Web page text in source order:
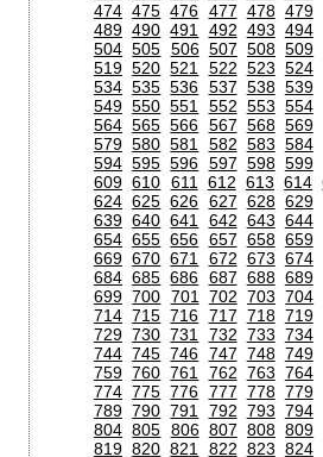
474 475 476 477 478 479
489 490 491 492 493 494
504 505 506 507 508 509
519 520 521 522 523 524
534 535 536 537 538 539
549 550 551 552 553 554
564 565 566 567 568 569
579 580 581 582 583 584
594 595 596 597 598 599
609 610 611 612 613 614
624 625 626 627 628 629
639 640 641 642 643 644
654 655 656 657 658 659
669 670 671 672 673 674
684 685 686 687 688 689
699 700 701 702 703 704
714 715 716 717 718 719
729 730 731 732 733 734
744 745 746 747 748 749
759 760 761 762 763 764
774 775 776 777 778 779
789 790 791 792 793 794
804 805 806 807 808 809
819 820 821 822 823 824